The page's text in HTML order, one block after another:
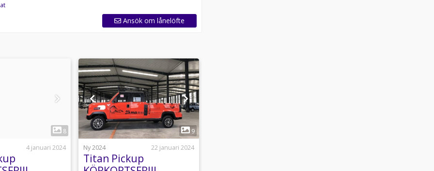
Ansök om lånelöfte
8
4 januari 2024
9
Ny 2024
22 januari 2024
Titan Pickup